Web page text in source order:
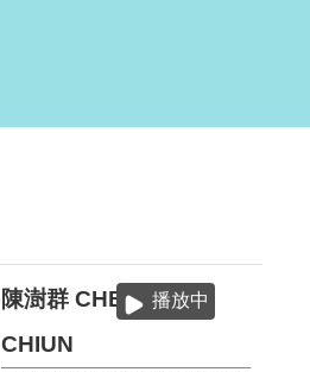
播放中
陳澍群 CHEN,SHU-
CHIUN